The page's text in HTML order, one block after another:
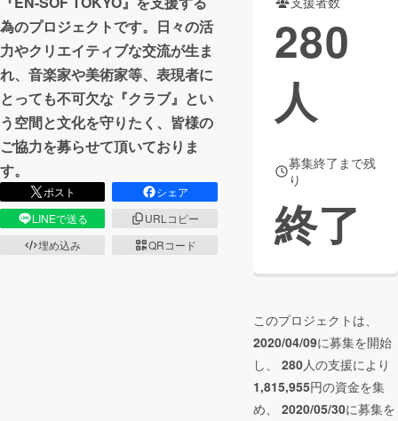
為のプロジェクトです。日々の活
力やクリエイティブな交流が生ま
れ、音楽家や美術家等、表現者に
とっても不可欠な『クラブ』とい
う空間と文化を守りたく、皆様の
ご協力を募らせて頂いておりま
す。
ポスト
シェア
LINEで送る
URLコピー
埋め込み
QRコード
280
人
募集終了まで残
り
終了
このプロジェクトは、
2020/04/09に募集を開始
し、 280人の支援により
1,815,955円の資金を集
め、 2020/05/30に募集を